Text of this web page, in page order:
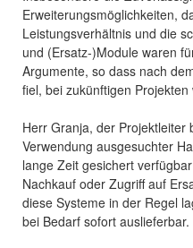
Erweiterungsmöglichkeiten,
Leistungsverhältnis und die
und (Ersatz-)Module waren
Argumente, so dass nach
fiel, bei zukünftigen
Herr Granja, der Projektleiter
Verwendung ausgesuchter
lange Zeit gesichert
Nachkauf oder Zugriff auf
diese Systeme in der Regel
bei Bedarf sofort auslieferbar.